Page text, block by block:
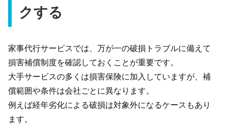
クする
家事代行サービスでは、万が一の破損トラブルに備えて
損害補償制度を確認しておくことが重要です。
大手サービスの多くは損害保険に加入していますが、補
償範囲や条件は会社ごとに異なります。
例えば経年劣化による破損は対象外になるケースもあり
ます。